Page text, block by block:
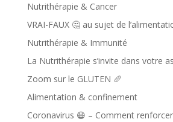
Nutrithérapie & Cancer
VRAI-FAUX 🤔 au sujet de
Nutrithérapie & Immunité
La Nutrithérapie s’invite dans votre
Zoom sur le GLUTEN 🥖
Alimentation & confinement
Coronavirus 😷 – Comment